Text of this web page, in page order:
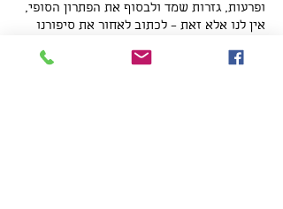
ופרעות, גזרות שמד ולבסוף את הפתרון הסופי,
אין לנו אלא זאת – לכתוב לאחור את סיפורנו
הבאים. מרגלית עשתה זאת בתעוזה רגשית,